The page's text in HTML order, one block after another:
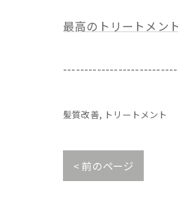
最高のトリートメン
髪質改善 トリートメント
< 前のページ